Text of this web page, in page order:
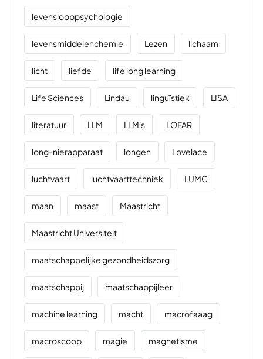
levenslooppsychologie
levensmiddelenchemie Lezen lichaam
licht liefde life long learning
Life Sciences Lindau linguïstiek LISA
literatuur LLM LLM's LOFAR
long-nierapparaat longen Lovelace
luchtvaart luchtvaarttechniek LUMC
maan maast Maastricht
Maastricht Universiteit
maatschappelijke gezondheidszorg
maatschappij maatschappijleer
machine learning macht macrofaaag
macroscoop magie magnetisme